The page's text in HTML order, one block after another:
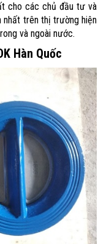
cho các chủ đầu tư và
nhất trên thị trường hiện
và ngoài nước.
Hàn Quốc